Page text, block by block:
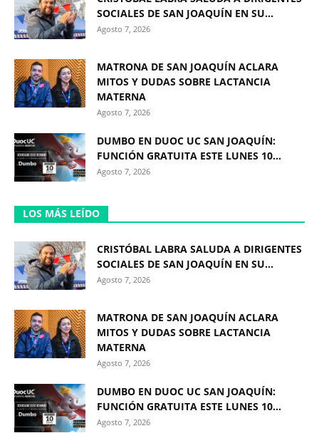
SOCIALES DE SAN JOAQUÍN EN SU...
Agosto 7, 2026
MATRONA DE SAN JOAQUÍN ACLARA
MITOS Y DUDAS SOBRE LACTANCIA
MATERNA
Agosto 7, 2026
DUMBO EN DUOC UC SAN JOAQUÍN:
FUNCIÓN GRATUITA ESTE LUNES 10...
Agosto 7, 2026
LOS MÁS LEÍDO
CRISTÓBAL LABRA SALUDA A DIRIGENTES
SOCIALES DE SAN JOAQUÍN EN SU...
Agosto 7, 2026
MATRONA DE SAN JOAQUÍN ACLARA
MITOS Y DUDAS SOBRE LACTANCIA
MATERNA
Agosto 7, 2026
DUMBO EN DUOC UC SAN JOAQUÍN:
FUNCIÓN GRATUITA ESTE LUNES 10...
Agosto 7, 2026